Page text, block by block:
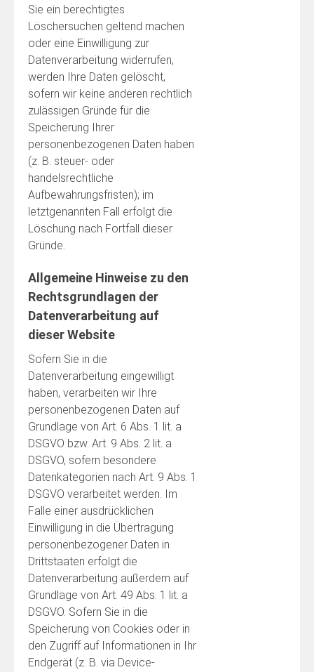
Sie ein berechtigtes
Löschersuchen geltend machen
oder eine Einwilligung zur
Datenverarbeitung widerrufen,
werden Ihre Daten gelöscht,
sofern wir keine anderen rechtlich
zulässigen Gründe für die
Speicherung Ihrer
personenbezogenen Daten haben
(z. B. steuer- oder
handelsrechtliche
Aufbewahrungsfristen); im
letztgenannten Fall erfolgt die
Löschung nach Fortfall dieser
Gründe.
Allgemeine Hinweise zu den
Rechtsgrundlagen der
Datenverarbeitung auf
dieser Website
Sofern Sie in die
Datenverarbeitung eingewilligt
haben, verarbeiten wir Ihre
personenbezogenen Daten auf
Grundlage von Art. 6 Abs. 1 lit. a
DSGVO bzw. Art. 9 Abs. 2 lit. a
DSGVO, sofern besondere
Datenkategorien nach Art. 9 Abs. 1
DSGVO verarbeitet werden. Im
Falle einer ausdrücklichen
Einwilligung in die Übertragung
personenbezogener Daten in
Drittstaaten erfolgt die
Datenverarbeitung außerdem auf
Grundlage von Art. 49 Abs. 1 lit. a
DSGVO. Sofern Sie in die
Speicherung von Cookies oder in
den Zugriff auf Informationen in Ihr
Endgerät (z. B. via Device-